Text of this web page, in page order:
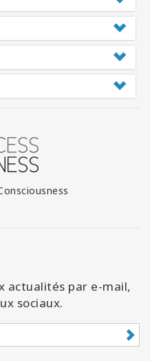
actualités par e-mail,
sociaux.